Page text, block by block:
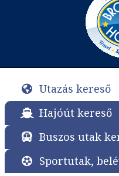
Utazás kereső
Hajóút kereső
Buszos utak
Sportutak,